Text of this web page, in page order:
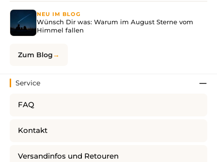
NEU IM BLOG
Wünsch Dir was: Warum im August Sterne vom
Himmel fallen
Zum Blog
Service
FAQ
Kontakt
Versandinfos und Retouren